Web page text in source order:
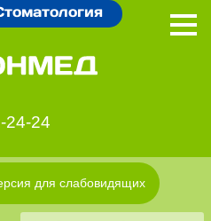
24-24
для слабовидящих